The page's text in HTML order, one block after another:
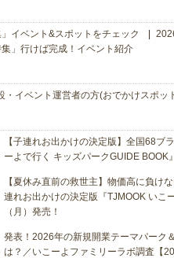
イベント&スポットをチェック
」行けば完成！イベント紹介
・イベント運営者の方(おでかけスポッ
【子連れお出かけの決定版】全国68ブ
ーよで行く キッズパークGUIDE BOOK
【夏休み直前の救世主】物価高に負け
連れお出かけの決定版『TJMOOK いこ
（月）発売！
発表！2026年の新規開業テーマパー
は？／いこーよファミリーラボ調査【